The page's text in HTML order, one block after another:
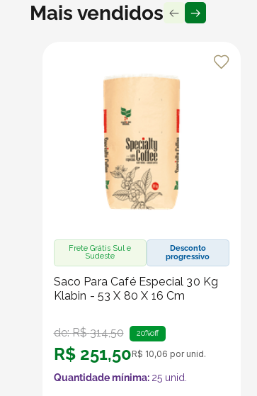
Frete Grátis Sul e
Sudeste
Desconto
progressivo
Saco Para Café Especial 30 Kg
Klabin - 53 X 80 X 16 Cm
de:R$ 314,50 20%off
R$ 251,50R$ 10,06 por unid.
Quantidade mínima: 25unid.
Mais vendidos